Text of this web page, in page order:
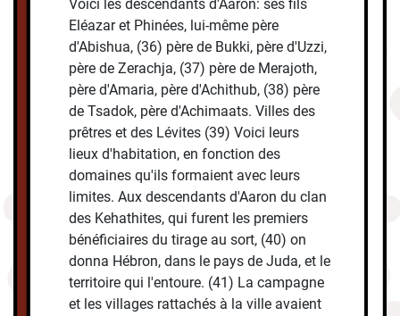
Voici les descendants d'Aaron: ses fils
Eléazar et Phinées, lui-même père
d'Abishua, (36) père de Bukki, père d'Uzzi,
père de Zerachja, (37) père de Merajoth,
père d'Amaria, père d'Achithub, (38) père
de Tsadok, père d'Achimaats. Villes des
prêtres et des Lévites (39) Voici leurs
lieux d'habitation, en fonction des
domaines qu'ils formaient avec leurs
limites. Aux descendants d'Aaron du clan
des Kehathites, qui furent les premiers
bénéficiaires du tirage au sort, (40) on
donna Hébron, dans le pays de Juda, et le
territoire qui l'entoure. (41) La campagne
et les villages rattachés à la ville avaient